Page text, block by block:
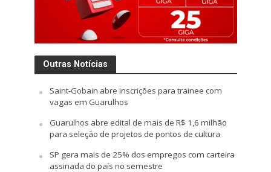
Outras Notícias
Saint-Gobain abre inscrições para trainee com
vagas em Guarulhos
Guarulhos abre edital de mais de R$ 1,6 milhão
para seleção de projetos de pontos de cultura
SP gera mais de 25% dos empregos com carteira
assinada do país no semestre